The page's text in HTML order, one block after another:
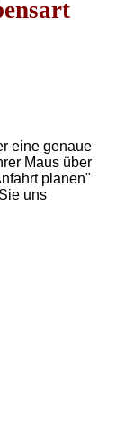
eine genaue
Maus über
planen"
uns